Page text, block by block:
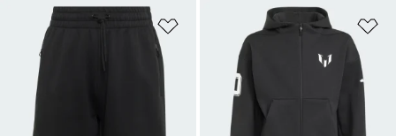
Lägg till på önskelistan